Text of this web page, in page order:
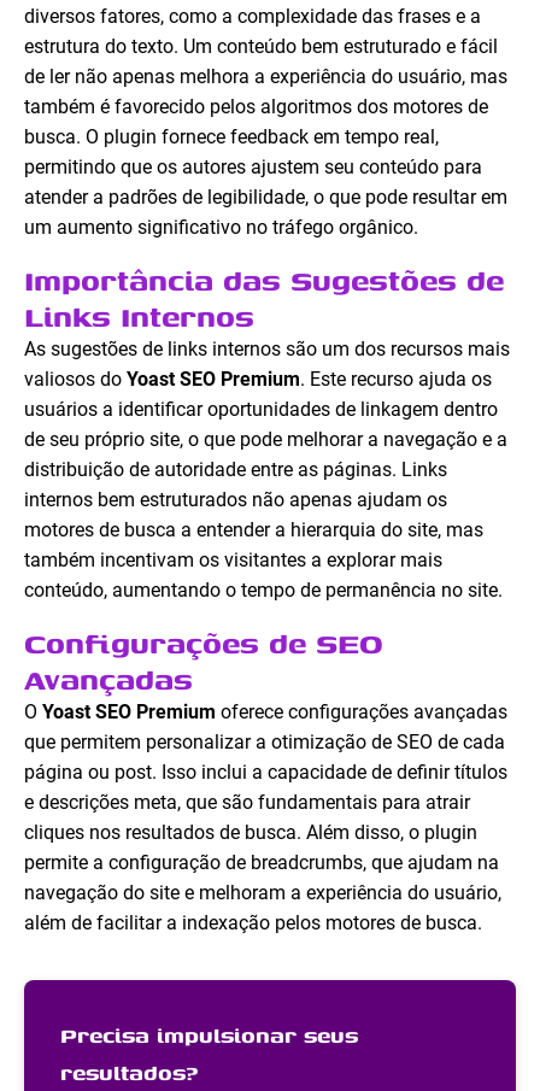
diversos fatores, como a complexidade das frases e a
estrutura do texto. Um conteúdo bem estruturado e fácil
de ler não apenas melhora a experiência do usuário, mas
também é favorecido pelos algoritmos dos motores de
busca. O plugin fornece feedback em tempo real,
permitindo que os autores ajustem seu conteúdo para
atender a padrões de legibilidade, o que pode resultar em
um aumento significativo no tráfego orgânico.
Importância das Sugestões de
Links Internos
As sugestões de links internos são um dos recursos mais
valiosos do Yoast SEO Premium. Este recurso ajuda os
usuários a identificar oportunidades de linkagem dentro
de seu próprio site, o que pode melhorar a navegação e a
distribuição de autoridade entre as páginas. Links
internos bem estruturados não apenas ajudam os
motores de busca a entender a hierarquia do site, mas
também incentivam os visitantes a explorar mais
conteúdo, aumentando o tempo de permanência no site.
Configurações de SEO
Avançadas
O Yoast SEO Premium oferece configurações avançadas
que permitem personalizar a otimização de SEO de cada
página ou post. Isso inclui a capacidade de definir títulos
e descrições meta, que são fundamentais para atrair
cliques nos resultados de busca. Além disso, o plugin
permite a configuração de breadcrumbs, que ajudam na
navegação do site e melhoram a experiência do usuário,
além de facilitar a indexação pelos motores de busca.
Precisa impulsionar seus
resultados?